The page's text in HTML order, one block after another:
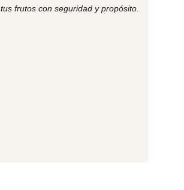
frutos con seguridad y propósito.